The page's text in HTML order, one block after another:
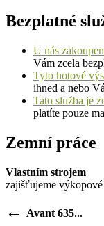
Bezplatné
U nás
Vám zcela
Tyto hotové
ihned a nebo
Tato služba je
platíte pouze
Zemní práce
Vlastním strojem
zajišťujeme výkopové
← Avant 635...